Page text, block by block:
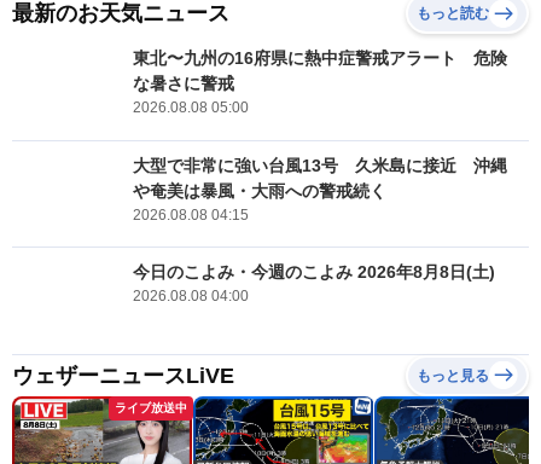
最新のお天気ニュース もっと読む
東北〜九州の16府県に熱中症警戒アラート 危険
な暑さに警戒
2026.08.08 05:00
大型で非常に強い台風13号 久米島に接近 沖縄
や奄美は暴風・大雨への警戒続く
2026.08.08 04:15
今日のこよみ・今週のこよみ 2026年8月8日(土)
2026.08.08 04:00
ウェザーニュースLiVE もっと見る
ライブ放送中